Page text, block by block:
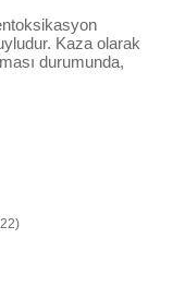
Kaza olarak
durumunda,